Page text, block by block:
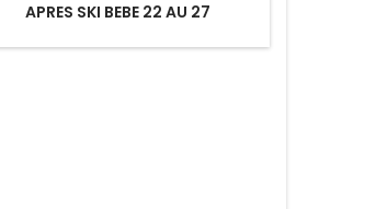
APRES SKI BEBE 22 AU 27